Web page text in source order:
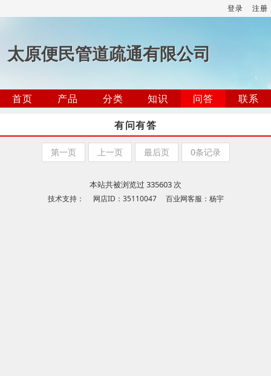
登录 注册
太原便民管道疏通有限公司
首页 产品 分类 知识 问答
联系
有问有答
第一页 上一页 最后页 0条记录
本站共被浏览过 335603 次
技术支持： 网店ID：35110047 百业网客服：杨宇